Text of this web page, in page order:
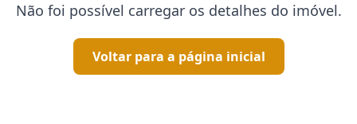
Não foi possível carregar os detalhes do imóvel.
Voltar para a página inicial